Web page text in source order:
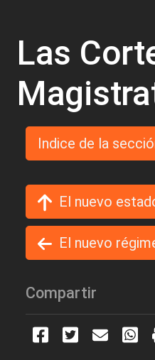
Las
Indice de la
El nuevo
El nuevo
Compartir